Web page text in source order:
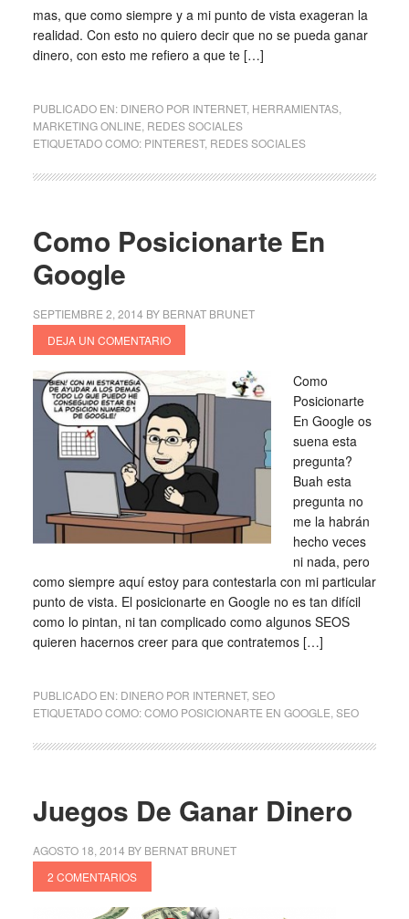
mas, que como siempre y a mi punto de vista exageran la
realidad. Con esto no quiero decir que no se pueda ganar
dinero, con esto me refiero a que te […]
PUBLICADO EN: DINERO POR INTERNET, HERRAMIENTAS,
MARKETING ONLINE REDES SOCIALES
ETIQUETADO COMO: PINTEREST, REDES SOCIALES
Como Posicionarte En
Google
SEPTIEMBRE 2, 2014 BY BERNAT BRUNET
DEJA UN COMENTARIO
Como
Posicionarte
En Google os
suena esta
pregunta?
Buah esta
pregunta no
me la habrán
hecho veces
ni nada, pero
como siempre aquí estoy para contestarla con mi particular
punto de vista. El posicionarte en Google no es tan difícil
como lo pintan, ni tan complicado como algunos SEOS
quieren hacernos creer para que contratemos […]
PUBLICADO EN: DINERO POR INTERNET, SEO
ETIQUETADO COMO:COMO POSICIONARTE EN GOOGLE SEO
Juegos De Ganar Dinero
AGOSTO 18, 2014 BY BERNAT BRUNET
2 COMENTARIOS